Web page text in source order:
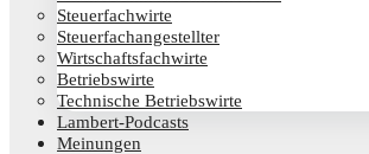
Steu­er­fach­wir­te
Steu­er­fach­an­ge­stell­ter
Wirt­schafts­fach­wir­te
Betriebs­wir­te
Tech­ni­sche Betriebswirte
Lam­­bert-Pod­­casts
Mei­nun­gen